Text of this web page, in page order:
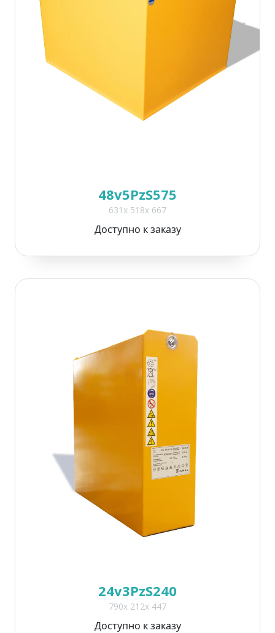
48v5PzS575
631x 518x 667
Доступно к заказу
24v3PzS240
790x 212x 447
Доступно к заказу